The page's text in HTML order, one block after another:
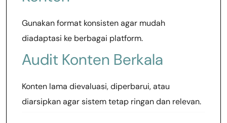
Gunakan format konsisten agar mudah
diadaptasi ke berbagai platform.
Audit Konten Berkala
Konten lama dievaluasi, diperbarui, atau
diarsipkan agar sistem tetap ringan dan relevan.